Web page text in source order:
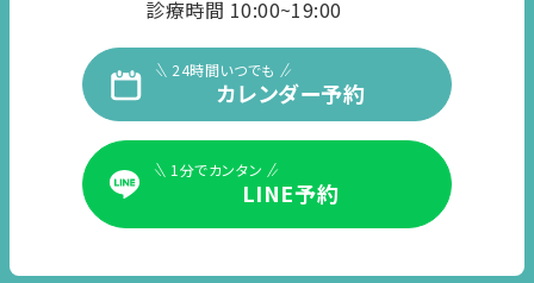
診療時間 10:00~19:00
24時間いつでも
カレンダー予約
1分でカンタン
LINE予約